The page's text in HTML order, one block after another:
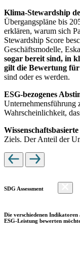
Klima-Stewardship
Übergangspläne bis
erklären, warum sich
Stewardship Score
Geschäftsmodelle,
sogar bereit sind, in
gilt die Bewertung für
sind oder es werden.
ESG-bezogenes
Unternehmensführung
Wahrscheinlichkeit,
Ziels. Der Anteil der
SDG Assessment
Die verschiedenen
ESG-Leistung bewerten